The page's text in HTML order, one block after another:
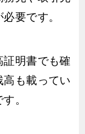
要です。
明書でも確
も載ってい
。